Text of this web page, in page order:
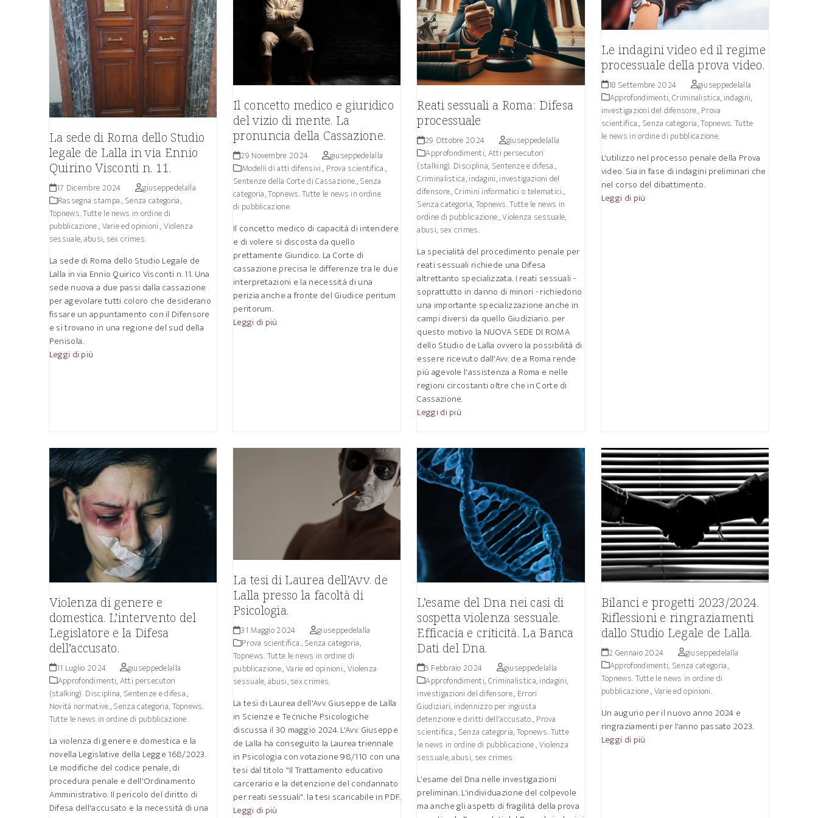
La sede di Roma dello Studio
legale de Lalla in via Ennio
Quirino Visconti n. 11.
17 Dicembre 2024
giuseppedelalla
Rassegna stampa.,Senza categoria,
Topnews. Tutte le news in ordine di
pubblicazione.,Varie ed opinioni.,Violenza
sessuale, abusi, sex crimes.
La sede di Roma dello Studio Legale de
Lalla in via Ennio Quirico Visconti n. 11. Una
sede nuova a due passi dalla cassazione
per agevolare tutti coloro che desiderano
fissare un appuntamento con il Difensore
e si trovano in una regione del sud della
Penisola.
Leggi di più
Il concetto medico e giuridico
del vizio di mente. La
pronuncia della Cassazione.
29 Novembre 2024
giuseppedelalla
Modelli di atti difensivi., Prova scientifica.,
Sentenze della Corte di Cassazione.,Senza
categoria,Topnews. Tutte le news in ordine
di pubblicazione.
Il concetto medico di capacità di intendere
e di volere si discosta da quello
prettamente Giuridico. La Corte di
cassazione precisa le differenze tra le due
interpretazioni e la necessità di una
perizia anche a fronte del Giudice peritum
peritorum.
Leggi di più
Reati sessuali a Roma: Difesa
processuale
29 Ottobre 2024
giuseppedelalla
Approfondimenti,Atti persecutori
(stalking). Disciplina, Sentenze e difesa.,
Criminalistica, indagini, investigazioni del
difensore.,Crimini informatici o telematici.,
Senza categoria,Topnews. Tutte le news in
ordine di pubblicazione.,Violenza sessuale,
abusi, sex crimes.
La specialità del procedimento penale per
reati sessuali richiede una Difesa
altrettanto specializzata. I reati sessuali -
soprattutto in danno di minori - richiedono
una importante specializzazione anche in
campi diversi da quello Giudiziario. per
questo motivo la NUOVA SEDE DI ROMA
dello Studio de Lalla ovvero la possibilità di
essere ricevuto dall'Avv. de a Roma rende
più agevole l'assistenza a Roma e nelle
regioni circostanti oltre che in Corte di
Cassazione.
Leggi di più
Le indagini video ed il regime
processuale della prova video.
18 Settembre 2024
giuseppedelalla
Approfondimenti,Criminalistica, indagini,
investigazioni del difensore.,Prova
scientifica., Senza categoria,Topnews. Tutte
le news in ordine di pubblicazione.
L'utilizzo nel processo penale della Prova
video. Sia in fase di indagini preliminari che
nel corso del dibattimento.
Leggi di più
Violenza di genere e
domestica. L’intervento del
Legislatore e la Difesa
dell’accusato.
11 Luglio 2024
giuseppedelalla
Approfondimenti,Atti persecutori
(stalking). Disciplina, Sentenze e difesa.,
Novità normative.,Senza categoria,Topnews.
Tutte le news in ordine di pubblicazione.
La violenza di genere e domestica e la
novella Legislative della Legge 168/2023.
Le modifiche del codice penale, di
procedura penale e dell'Ordinamento
Amministrativo. Il pericolo del diritto di
Difesa dell'accusato e la necessità di una
La tesi di Laurea dell’Avv. de
Lalla presso la facoltà di
Psicologia.
31 Maggio 2024
giuseppedelalla
Prova scientifica.,Senza categoria,
Topnews. Tutte le news in ordine di
pubblicazione.,Varie ed opinioni.,Violenza
sessuale, abusi, sex crimes.
La tesi di Laurea dell'Avv. Giuseppe de Lalla
in Scienze e Tecniche Psicologiche
discussa il 30 maggio 2024. L'Avv. Giuseppe
de Lalla ha conseguito la Laurea triennale
in Psicologia con votazione 98/110 con una
tesi dal titolo "Il Trattamento educativo
carcerario e la detenzione del condannato
per reati sessuali". la tesi scaricabile in PDF.
Leggi di più
L’esame del Dna nei casi di
sospetta violenza sessuale.
Efficacia e criticità. La Banca
Dati del Dna.
5 Febbraio 2024
giuseppedelalla
Approfondimenti,Criminalistica, indagini,
investigazioni del difensore., Errori
Giudiziari, indennizzo per ingiusta
detenzione e diritti dell'accusato., Prova
scientifica., Senza categoria,Topnews. Tutte
le news in ordine di pubblicazione.,Violenza
sessuale, abusi, sex crimes.
L'esame del Dna nelle investigazioni
preliminari. L'individuazione del colpevole
ma anche gli aspetti di fragilità della prova
Bilanci e progetti 2023/2024.
Riflessioni e ringraziamenti
dallo Studio Legale de Lalla.
2 Gennaio 2024
giuseppedelalla
Approfondimenti, Senza categoria,
Topnews. Tutte le news in ordine di
pubblicazione.,Varie ed opinioni.
Un augurio per il nuovo anno 2024 e
ringraziamenti per l'anno passato 2023.
Leggi di più